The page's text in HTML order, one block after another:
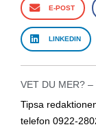
E-POST
LINKEDIN
VET DU MER? –
Tipsa
telefon 0922-